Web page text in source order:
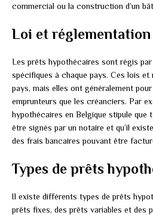
commercial ou la construction d’un
Loi et réglementation
Les prêts hypothécaires sont régis
spécifiques à chaque pays. Ces lois
pays, mais elles ont généralement
emprunteurs que les créanciers. Par
hypothécaires en Belgique stipule
être signés par un notaire et qu’il
des frais bancaires pouvant être
Types de prêts
Il existe différents types de prêts
prêts fixes, des prêts variables et des